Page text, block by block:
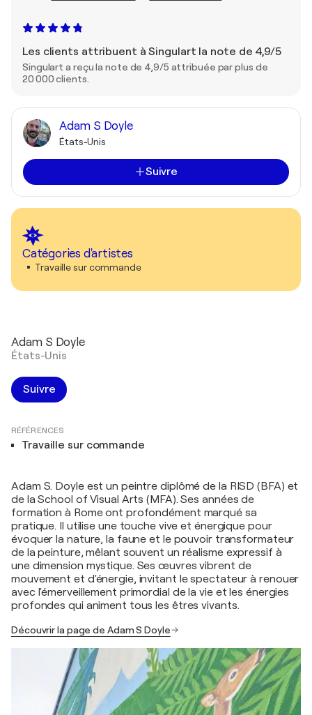
Les clients attribuent à Singulart la note de 4,9/5
Singulart a reçu la note de 4,9/5 attribuée par plus de
20 000 clients.
Adam S Doyle
États-Unis
Suivre
Catégories d'artistes
Travaille sur commande
Adam S Doyle
États-Unis
Suivre
RÉFÉRENCES
Travaille sur commande
Adam S. Doyle est un peintre diplômé de la RISD (BFA) et
de la School of Visual Arts (MFA). Ses années de
formation à Rome ont profondément marqué sa
pratique. Il utilise une touche vive et énergique pour
évoquer la nature, la faune et le pouvoir transformateur
de la peinture, mêlant souvent un réalisme expressif à
une dimension mystique. Ses œuvres vibrent de
mouvement et d'énergie, invitant le spectateur à renouer
avec l'émerveillement primordial de la vie et les énergies
profondes qui animent tous les êtres vivants.
Découvrir la page de Adam S Doyle